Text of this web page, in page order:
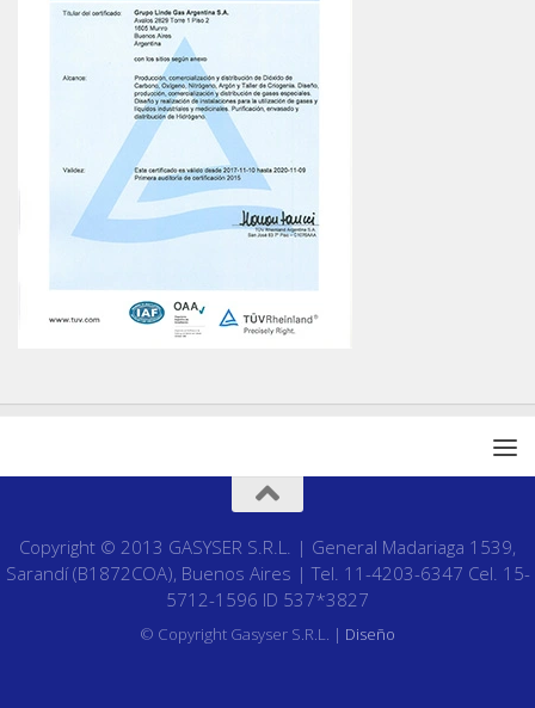
Copyright © 2013 GASYSER S.R.L. | General Madariaga 1539,
Sarandí (B1872COA), Buenos Aires | Tel. 11-4203-6347 Cel. 15-
5712-1596 ID 537*3827
© Copyright Gasyser S.R.L. | Diseño